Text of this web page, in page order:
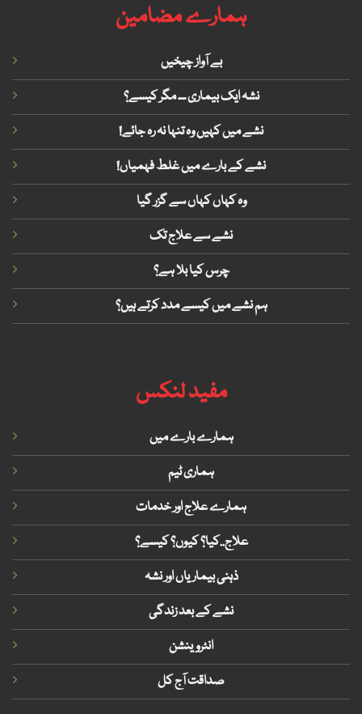
ہمارے مضامین
بے آواز چیخیں
نشہ ایک بیماری ۔۔ مگر کیسے؟
!نشے میں کہیں وہ تنہا نہ رہ جائے
!نشے کے بارے میں غلط فہمیاں
وہ کہاں کہاں سے گزر گیا
نشے سے علاج تک
چرس کیا بلا ہے؟
ہم نشے میں کیسے مدد کرتے ہیں؟
مفید لنکس
ہمارے بارے میں
ہماری ٹیم
ہمارے علاج اور خدمات
علاج..کیا؟ کیوں؟ کیسے؟
ذہنی بیماریاں اور نشہ
نشے کے بعد زندگی
انٹروینشن
صداقت آج کل